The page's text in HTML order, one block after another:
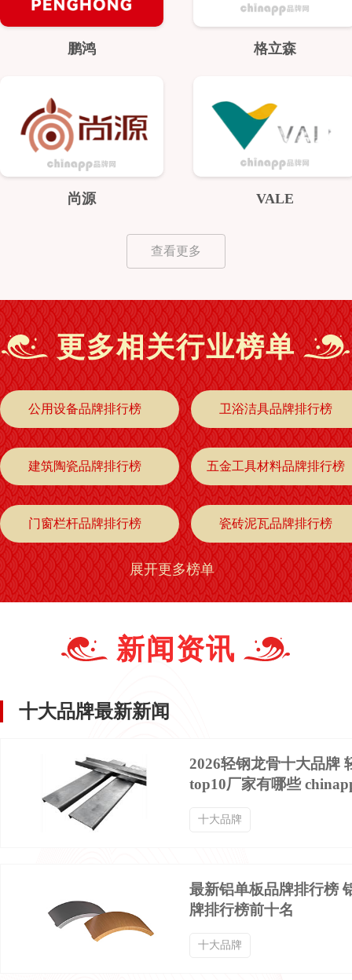
鹏鸿 格立森
尚源 VALE
查看更多
更多相关行业榜单
公用设备品牌排行榜 卫浴洁具品牌排行榜
建筑陶瓷品牌排行榜 五金工具材料品牌排行榜
门窗栏杆品牌排行榜 瓷砖泥瓦品牌排行榜
门窗品牌排行榜 检测测试设备品牌排行榜
劳保用品品牌排行榜 热缩管品牌排行榜
展开更多榜单
新闻资讯
十大品牌最新新闻
2026轻钢龙骨十大品牌
top10厂家有哪些
十大品牌
最新铝单板品牌排行榜
牌排行榜前十名
十大品牌